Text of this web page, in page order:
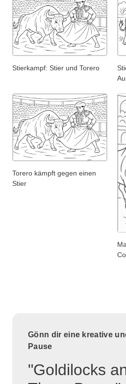
Stierkampf: Stier und Torero
Torero kämpft gegen einen
Stier
Gönn dir eine kreative
Pause
"Goldilocks